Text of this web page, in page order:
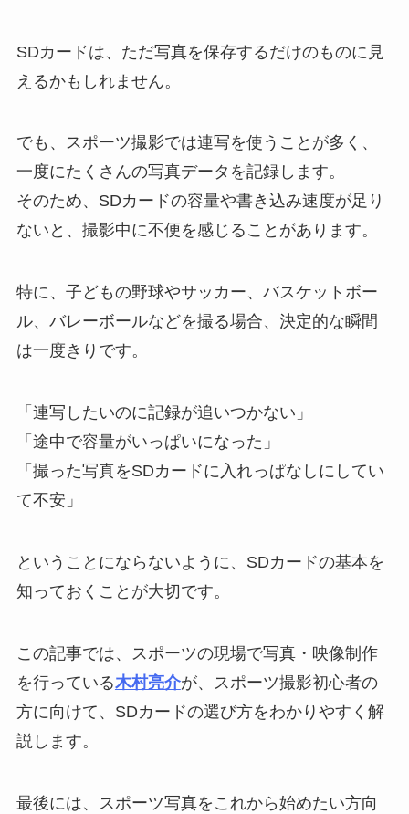
SDカードは、ただ写真を保存するだけのものに見
えるかもしれません。
でも、スポーツ撮影では連写を使うことが多く、
一度にたくさんの写真データを記録します。
そのため、SDカードの容量や書き込み速度が足り
ないと、撮影中に不便を感じることがあります。
特に、子どもの野球やサッカー、バスケットボー
ル、バレーボールなどを撮る場合、決定的な瞬間
は一度きりです。
「連写したいのに記録が追いつかない」
「途中で容量がいっぱいになった」
「撮った写真をSDカードに入れっぱなしにしてい
て不安」
ということにならないように、SDカードの基本を
知っておくことが大切です。
この記事では、スポーツの現場で写真・映像制作
を行っている木村亮介が、スポーツ撮影初心者の
方に向けて、SDカードの選び方をわかりやすく解
説します。
最後には、スポーツ写真をこれから始めたい方向